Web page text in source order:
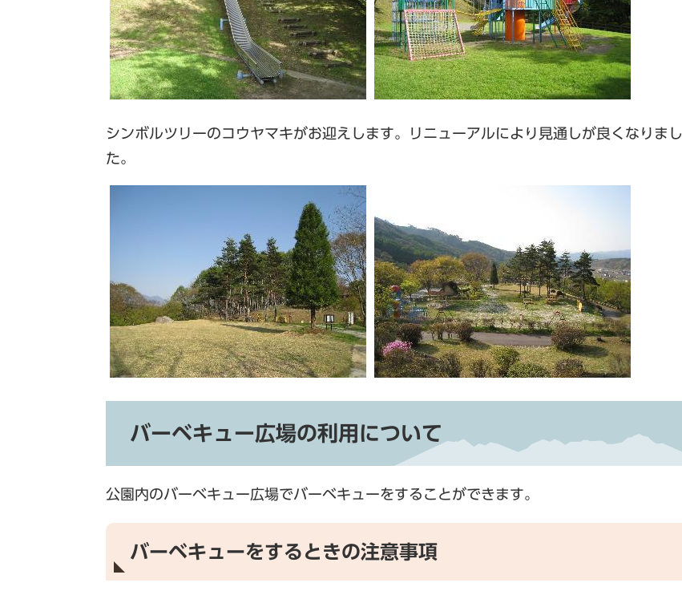
シンボルツリーのコウヤマキがお迎えします。リニューアルにより見通しが良くなりまし
た。
バーベキュー広場の利用について
公園内のバーベキュー広場でバーベキューをすることができます。
バーベキューをするときの注意事項